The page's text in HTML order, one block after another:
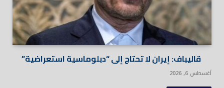
قاليباف: إيران لا تحتاج إلى “دبلوماسية استعراضية”
أغسطس 6, 2026